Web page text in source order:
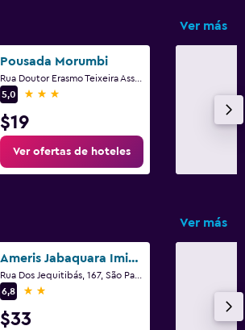
Ver más
Pousada Morumbi
5,0
3 estrellas
$19
Ver ofertas de hoteles
Ver más
Ameris Jabaquara Imigrantes
6,8
2 estrellas
$33